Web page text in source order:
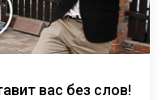
вас без слов!